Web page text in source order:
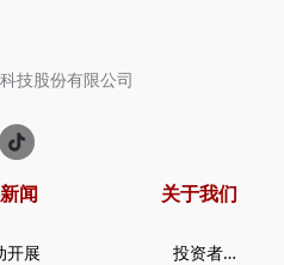
技股份有限公司
开展
闻
投
资者关系
关于我们